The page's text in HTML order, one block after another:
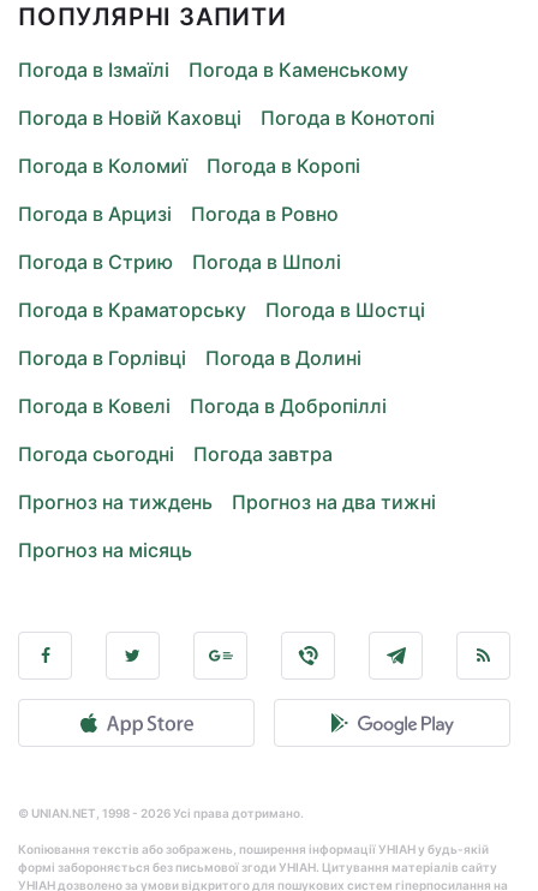
ПОПУЛЯРНІ ЗАПИТИ
Погода в Ізмаїлі
Погода в Каменському
Погода в Новій Каховці
Погода в Конотопі
Погода в Коломиї
Погода в Коропі
Погода в Арцизі
Погода в Ровно
Погода в Стрию
Погода в Шполі
Погода в Краматорську
Погода в Шостці
Погода в Горлівці
Погода в Долині
Погода в Ковелі
Погода в Добропіллі
Погода сьогодні
Погода завтра
Прогноз на тиждень
Прогноз на два тижні
Прогноз на місяць
© UNIAN.NET, 1998 - 2026 Усі права дотримано.
Копіювання текстів або зображень, поширення інформації УНІАН у будь-якій
формі забороняється без письмової згоди УНІАН. Цитування матеріалів сайту
УНІАН дозволено за умови відкритого для пошукових систем гіперпосилання на